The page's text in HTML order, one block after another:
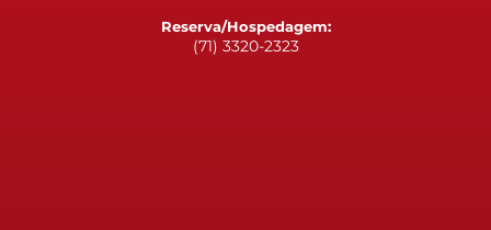
Reserva/Hospedagem:
(71) 3320-2323